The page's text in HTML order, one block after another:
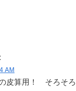
AM
皮算用！ そろそ